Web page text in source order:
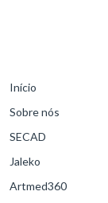
Início
Sobre nós
SECAD
Jaleko
Artmed360